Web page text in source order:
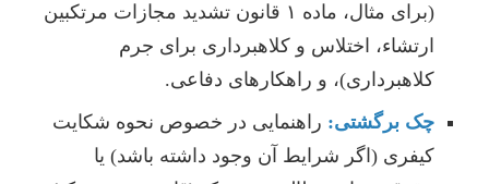
(برای مثال، ماده ۱ قانون تشدید مجازات مرتکبین
ارتشاء، اختلاس و کلاهبرداری برای جرم
کلاهبرداری)، و راهکارهای دفاعی.
چک برگشتی: راهنمایی در خصوص نحوه شکایت
کیفری (اگر شرایط آن وجود داشته باشد) یا